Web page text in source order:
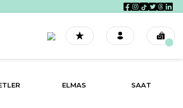
ELMAS SAAT